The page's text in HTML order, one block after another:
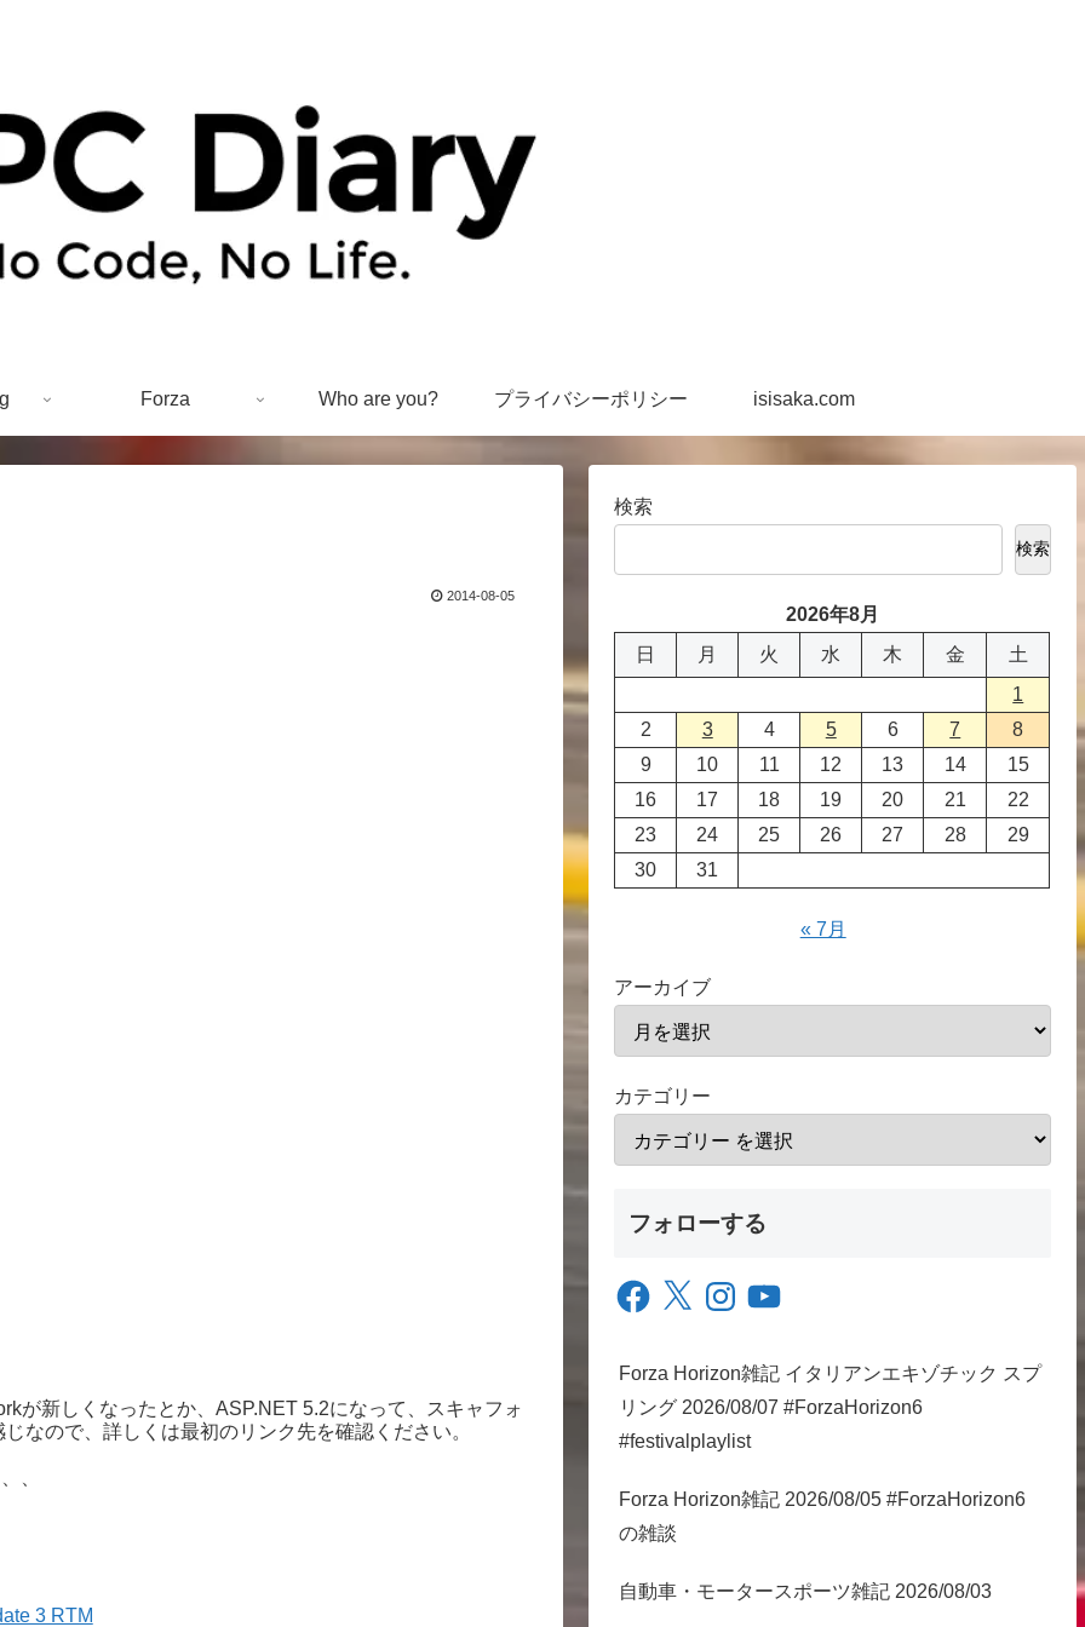
Forza Who are you? プライバシーポリシー isisaka.com
2014-08-05
が新しくなったとか、ASP.NET 5.2になって、スキャフォ
なので、詳しくは最初のリンク先を確認ください。
3 RTM
検索
検索
2026年8月
日
月 火 水 木 金
土
1
2
3 4 5 6 7
8
9
10 11 12 13 14
15
16
17 18 19 20 21
22
23
24 25 26 27 28
29
30
31
« 7月
アーカイブ
カテゴリー
フォローする
Facebook
X InstagramYouTube
Forza Horizon雑記 イタリアンエキゾチック スプ
リング 2026/08/07 #ForzaHorizon6
#festivalplaylist
Forza Horizon雑記 2026/08/05 #ForzaHorizon6
の雑談
自動車・モータースポーツ雑記 2026/08/03